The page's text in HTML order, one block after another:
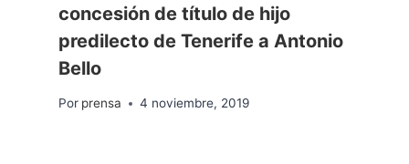
concesión de título de hijo
predilecto de Tenerife a Antonio
Bello
Por prensa 4 noviembre, 2019